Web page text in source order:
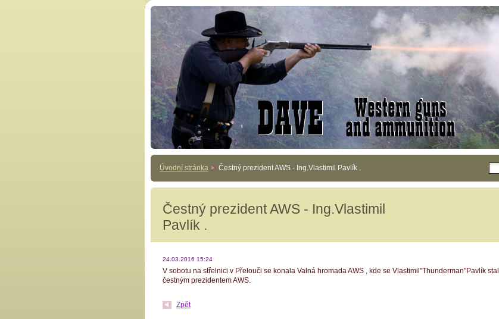
Úvodní stránka Čestný prezident AWS - Ing.Vlastimil Pavlík .
Čestný prezident AWS - Ing.Vlastimil
Pavlík .
24.03.2016 15:24
V sobotu na střelnici v Přelouči se konala Valná hromada AWS , kde se Vlastimil"Thunderman"Pavlík stal
čestným prezidentem AWS.
Zpět